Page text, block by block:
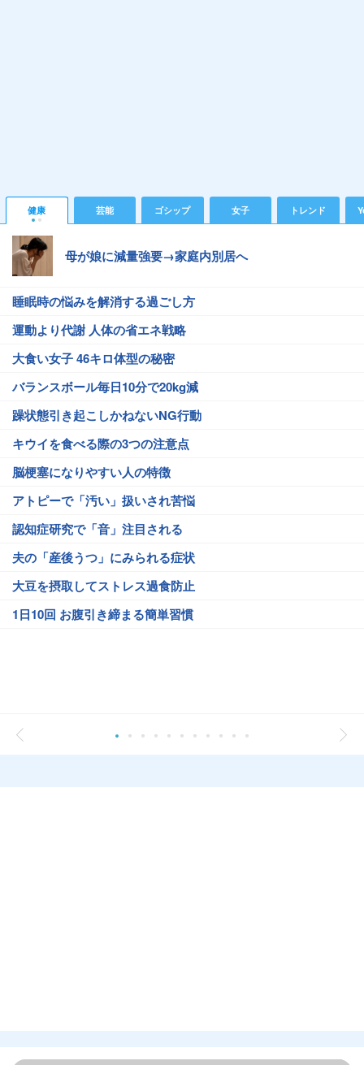
健康 芸能 ゴシップ 女子 トレンド
母が娘に減量強要→家庭内別居へ
睡眠時の悩みを解消する過ごし方
運動より代謝 人体の省エネ戦略
大食い女子 46キロ体型の秘密
バランスボール毎日10分で20kg減
躁状態引き起こしかねないNG行動
キウイを食べる際の3つの注意点
脳梗塞になりやすい人の特徴
アトピーで「汚い」扱いされ苦悩
認知症研究で「音」注目される
夫の「産後うつ」にみられる症状
大豆を摂取してストレス過食防止
1日10回 お腹引き締まる簡単習慣